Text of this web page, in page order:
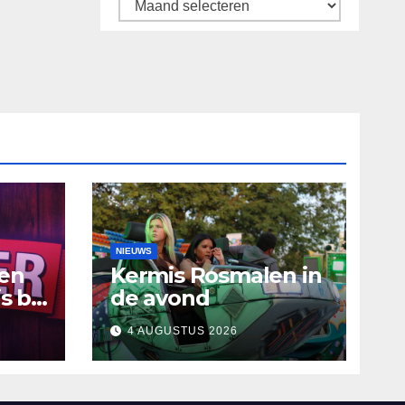
bij
NIEUWS
Kermis Rosmalen in
de avond
4 AUGUSTUS 2026